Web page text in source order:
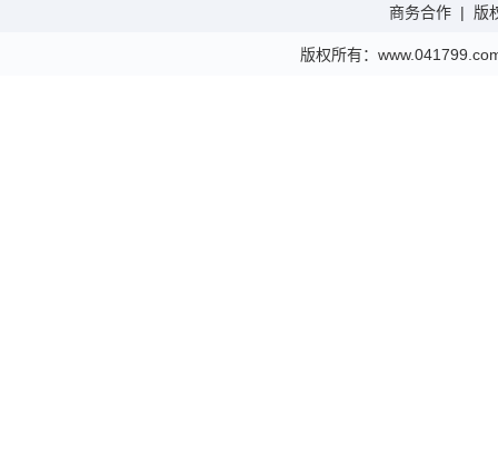
商务合作 | 版
版权所有：